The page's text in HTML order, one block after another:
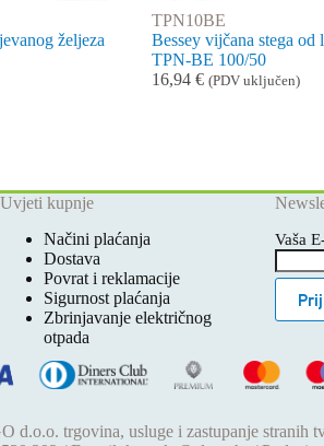
željeza
TPN10BE
Bessey vijčana stega od
TPN-BE 100/50
16,94 € (PDV uključen)
Uvjeti kupnje
Načini plaćanja
Dostava
Povrat i reklamacije
Sigurnost plaćanja
Zbrinjavanje električnog
otpada
Vaša
d.o.o. trgovina, usluge i zastupanje stranih